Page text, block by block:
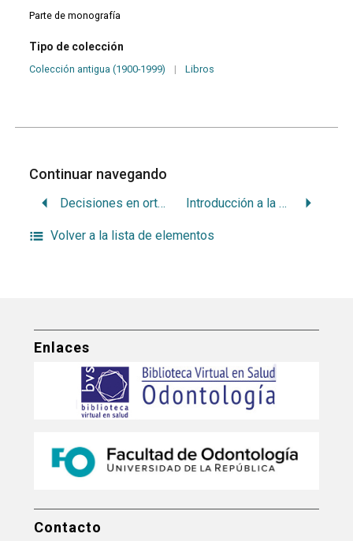
Parte de monografía
Tipo de colección
Colección antigua (1900-1999) | Libros
Continuar navegando
Decisiones en ortodoncia: extracciones versus no-extracciones 1 fase versus 2 fases Introducción a la Ortopedia D.M.F
Volver a la lista de elementos
Enlaces
Contacto